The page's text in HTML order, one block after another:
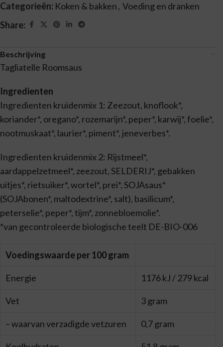
Categorieën: Koken & bakken, Voeding en dranken
Share:
Beschrijving
Tagliatelle Roomsaus
Ingredienten
Ingredienten kruidenmix 1: Zeezout, knoflook*,
koriander*, oregano*, rozemarijn*, peper*, karwij*, foelie*,
nootmuskaat*, laurier*, piment*, jeneverbes*.
Ingredienten kruidenmix 2: Rijstmeel*,
aardappelzetmeel*, zeezout, SELDERIJ*, gebakken
uitjes*, rietsuiker*, wortel*, prei*, SOJAsaus*
(SOJAbonen*, maltodextrine*, salt), basilicum*,
peterselie*, peper*, tijm*, zonnebloemolie*.
*van gecontroleerde biologische teelt DE-BIO-006
Voedingswaarde per 100 gram
Energie 1176 kJ / 279 kcal
Vet 3 gram
– waarvan verzadigde vetzuren 0,7 gram